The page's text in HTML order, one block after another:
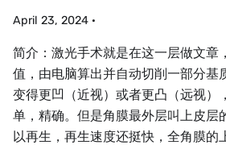
April 23, 2024 ·
简介：激光手术就是在这一层做文章
值，由电脑算出并自动切削一部分基
变得更凹（近视）或者更凸（远视）
单，精确。但是角膜最外层叫上皮层
以再生，再生速度还挺快，全角膜的